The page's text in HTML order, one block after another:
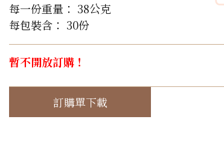
每一份重量： 38公克
每包裝含： 30份
暫不開放訂購！
訂購單下載